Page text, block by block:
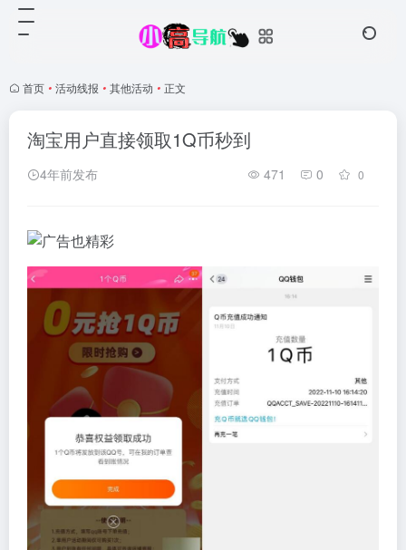
首页 • 活动线报 • 其他活动 • 正文
淘宝用户直接领取1Q币秒到
4年前发布 471 0 0